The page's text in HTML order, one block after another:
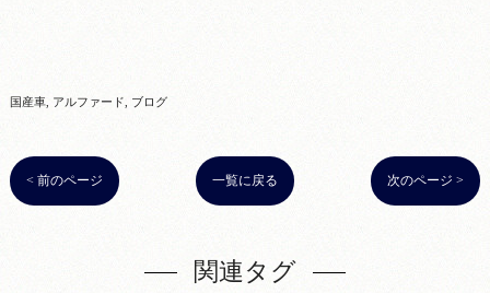
国産車 アルファード ブログ
< 前のページ 一覧に戻る 次のページ >
関連タグ